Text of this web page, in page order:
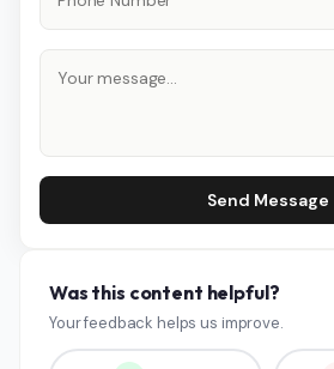
Send Message
Was this content helpful?
Your feedback helps us improve.